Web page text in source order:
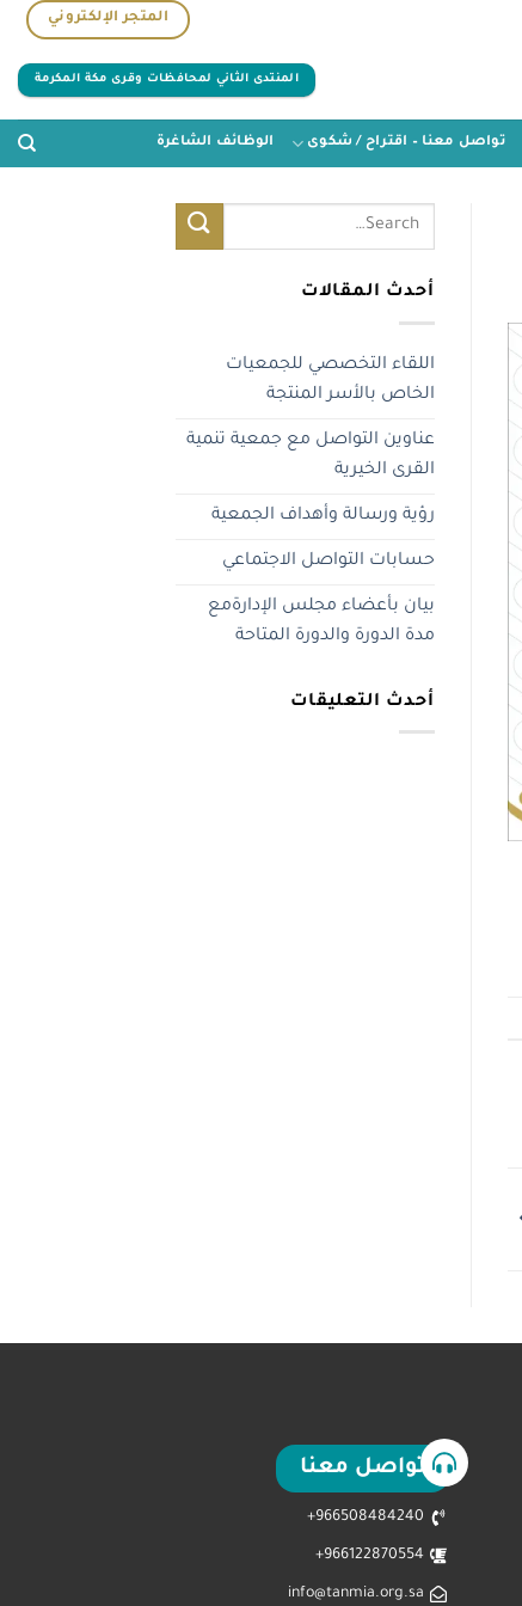
المتجر الإلكتروني
المنتدى الثاني لمحافظات وقرى مكة المكرمة
تواصل معنا – اقتراح / شكوى الوظائف الشاغرة
أحدث المقالات
اللقاء التخصصي للجمعيات
الخاص بالأسر المنتجة
عناوين التواصل مع جمعية تنمية
القرى الخيرية
رؤية ورسالة وأهداف الجمعية
حسابات التواصل الاجتماعي
بيان بأعضاء مجلس الإدارةمع
مدة الدورة والدورة المتاحة
أحدث التعليقات
تواصل معنا
966508484240+
966122870554+
info@tanmia.org.sa